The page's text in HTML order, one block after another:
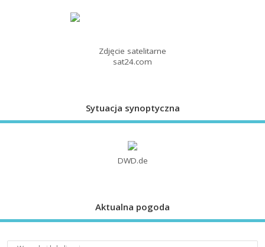
Zdjęcie satelitarne
sat24.com
Sytuacja synoptyczna
DWD.de
Aktualna pogoda